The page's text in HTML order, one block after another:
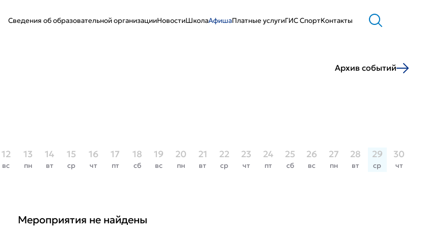
Сведения об образовательной организацииНовостиШколаАфишаПлатные услугиГИС CпортКонтакты
Архив событий
12
вс
13
пн
14
вт
15
ср
16
чт
17
пт
18
сб
19
вс
20
пн
21
вт
22
ср
23
чт
24
пт
25
сб
26
вс
27
пн
28
вт
29
ср
30
чт
Мероприятия не найдены